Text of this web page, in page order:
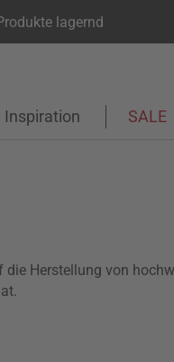
lagernd
Inspiration SALE
Herstellung von